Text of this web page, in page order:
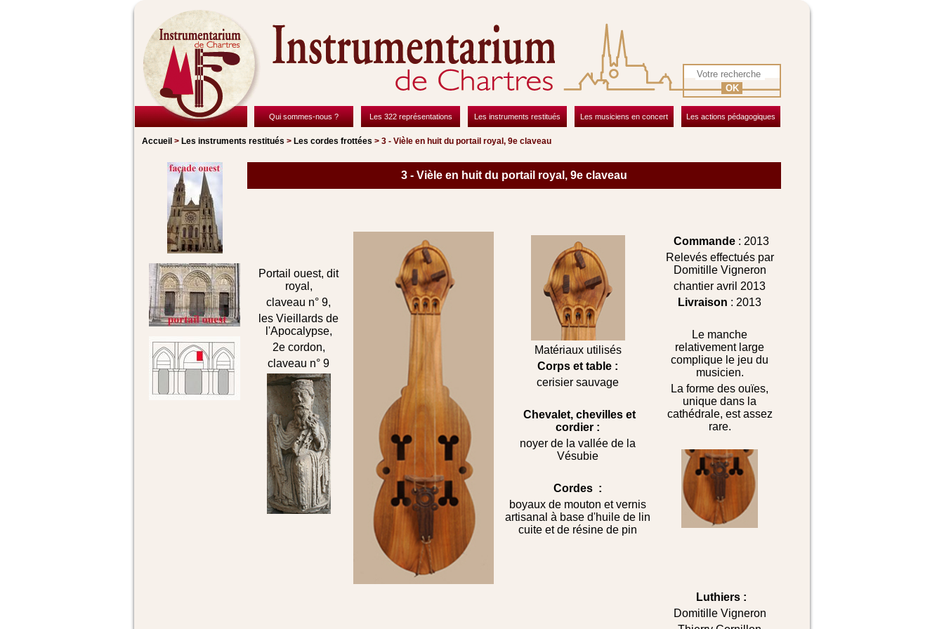
OK
Qui sommes-nous ? Les 322 représentations Les instruments restitués Les musiciens en concert Les actions pédagogiques
Accueil > Les instruments restitués > Les cordes frottées > 3 - Vièle en huit du portail royal, 9e claveau
3 - Vièle en huit du portail royal, 9e claveau
Portail ouest, dit
royal,
claveau n° 9,
les Vieillards de
l'Apocalypse,
2e cordon,
claveau n° 9
Matériaux utilisés
Corps et table :
cerisier sauvage
Chevalet, chevilles et
cordier :
noyer de la vallée de la
Vésubie
Cordes :
boyaux de mouton et vernis
artisanal à base d'huile de lin
cuite et de résine de pin
Commande: 2013
Relevés effectués par
Domitille Vigneron
chantier avril 2013
Livraison : 2013
Le manche
relativement large
complique le jeu du
musicien.
La forme des ouïes,
unique dans la
cathédrale, est assez
rare.
Luthiers :
Domitille Vigneron